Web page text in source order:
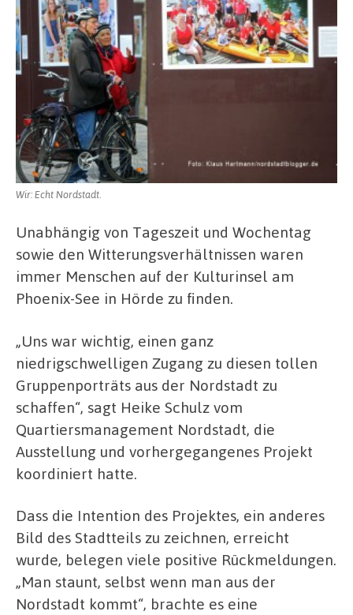
Wir: Echt Nordstadt.
Unabhängig von Tageszeit und Wochentag
sowie den Witterungsverhältnissen waren
immer Menschen auf der Kulturinsel am
Phoenix-See in Hörde zu finden.
„Uns war wichtig, einen ganz
niedrigschwelligen Zugang zu diesen tollen
Gruppenporträts aus der Nordstadt zu
schaffen“, sagt Heike Schulz vom
Quartiersmanagement Nordstadt, die
Ausstellung und vorhergegangenes Projekt
koordiniert hatte.
Dass die Intention des Projektes, ein anderes
Bild des Stadtteils zu zeichnen, erreicht
wurde, belegen viele positive Rückmeldungen.
„Man staunt, selbst wenn man aus der
Nordstadt kommt“, brachte es eine